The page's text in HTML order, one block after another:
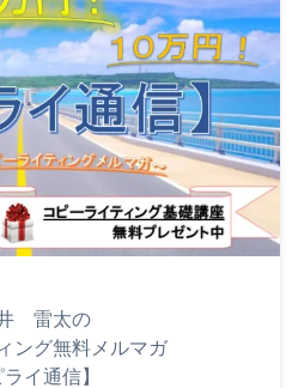
雷太の
ング無料メルマガ
ライ通信】